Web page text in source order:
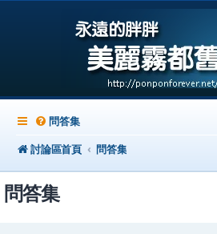
問答集
討論區首頁
問答集
問答集